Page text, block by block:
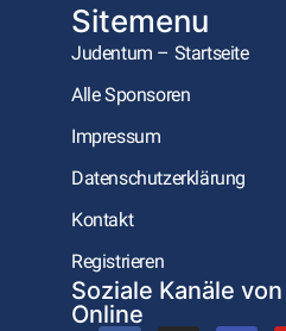
Sitemenu
Judentum – Startseite
Alle Sponsoren
Impressum
Datenschutzerklärung
Kontakt
Registrieren
Soziale Kanäle
Online